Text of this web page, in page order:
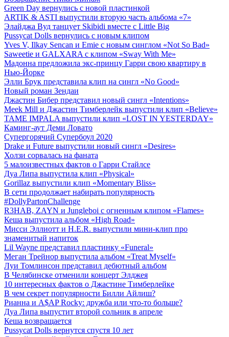
Green Day вернулись с новой пластинкой
ARTIK & ASTI выпустили вторую часть альбома «7»
Элайджа Вуд танцует Skibidi вместе с Little Big
Pussycat Dolls вернулись с новым клипом
Yves V, Ilkay Sencan и Emie с новым синглом «Not So Bad»
Saweetie и GALXARA с клипом «Sway With Me»
Мадонна предложила экс-принцу Гарри свою квартиру в
Нью-Йорке
Элли Брук представила клип на сингл «No Good»
Новый роман Зендаи
Джастин Бибер представил новый сингл «Intentions»
Meek Mill и Джастин Тимберлейк выпустили клип «Believe»
TAME IMPALA выпустили клип «LOST IN YESTERDAY»
Каминг-аут Деми Ловато
Супергорячий Супербоул 2020
Drake и Future выпустили новый сингл «Desires»
Холзи сорвалась на фаната
5 малоизвестных фактов о Гарри Стайлсе
Дуа Липа выпустила клип «Physical»
Gorillaz выпустили клип «Momentary Bliss»
В сети продолжает набирать популярность
#DollyPartonChallenge
R3HAB, ZAYN и Jungleboi с огненным клипом «Flames»
Кеша выпустила альбом «High Road»
Мисси Эллиотт и H.E.R. выпустили мини-клип про
знаменитый напиток
Lil Wayne представил пластинку «Funeral»
Меган Трейнор выпустила альбом «Treat Myself»
Луи Томлинсон представил дебютный альбом
В Челябинске отменили концерт Элджея
10 интересных фактов о Джастине Тимберлейке
В чем секрет популярности Билли Айлиш?
Рианна и A$AP Rocky: дружба или что-то больше?
Дуа Липа выпустит второй сольник в апреле
Кеша возвращается
Pussycat Dolls вернутся спустя 10 лет